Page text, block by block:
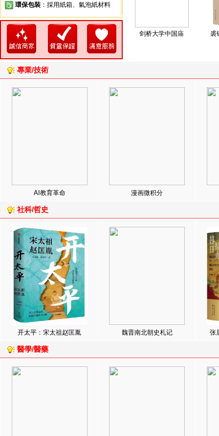
環保包裝 ：採用紙箱、氣泡紙材料
剑桥大学中国庙 裘
專業/技術
AI教育革命 漫画微积分
社科/哲史
开太平：宋太祖赵匡胤 魏晋南北朝史札记 张
醫學/醫藥